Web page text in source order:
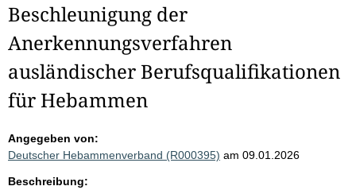
Beschleunigung der
Anerkennungsverfahren
ausländischer Berufsqualifikationen
für Hebammen
Angegeben von:
Deutscher Hebammenverband (R000395) am 09.01.2026
Beschreibung: